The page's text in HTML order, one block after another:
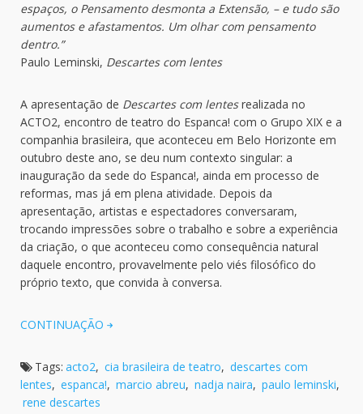
espaços, o Pensamento desmonta a Extensão, – e tudo são
aumentos e afastamentos. Um olhar com pensamento
dentro.”
Paulo Leminski, Descartes com lentes
A apresentação de Descartes com lentesrealizada no
ACTO2, encontro de teatro do Espanca! com o Grupo XIX e a
companhia brasileira, que aconteceu em Belo Horizonte em
outubro deste ano, se deu num contexto singular: a
inauguração da sede do Espanca!, ainda em processo de
reformas, mas já em plena atividade. Depois da
apresentação, artistas e espectadores conversaram,
trocando impressões sobre o trabalho e sobre a experiência
da criação, o que aconteceu como consequência natural
daquele encontro, provavelmente pelo viés filosófico do
próprio texto, que convida à conversa.
CONTINUAÇÃO
Tags: acto2, cia brasileira de teatro, descartes com
lentes, espanca!, marcio abreu, nadja naira, paulo leminski,
rene descartes